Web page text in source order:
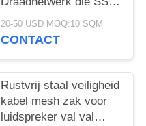
304 opleveren
Architecturale Ferruled
20-50 USD MOQ:10 SQM
CONTACT
Rustvrij staal veiligheid
kabel mesh zak voor
luidspreker val val